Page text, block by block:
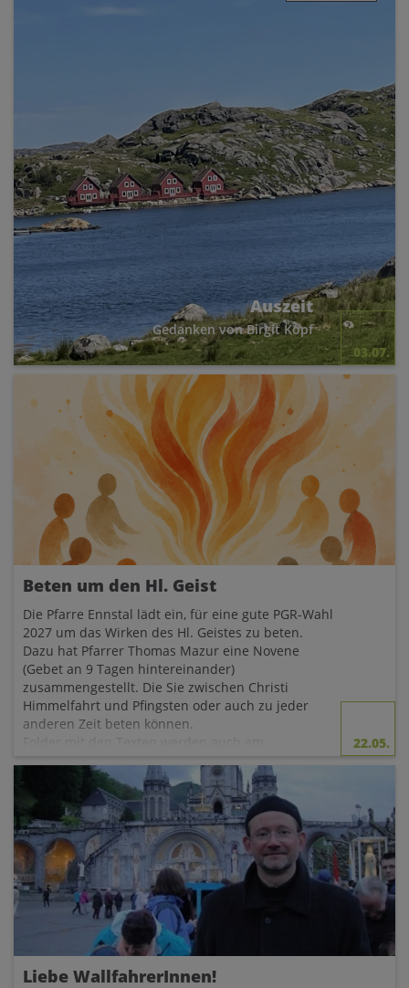
Auszeit
Gedanken von Birgit Kopf
03.07.
Beten um den Hl. Geist
Die Pfarre Ennstal lädt ein, für eine gute PGR-Wahl
2027 um das Wirken des Hl. Geistes zu beten.
Dazu hat Pfarrer Thomas Mazur eine Novene
(Gebet an 9 Tagen hintereinander)
zusammengestellt. Die Sie zwischen Christi
Himmelfahrt und Pfingsten oder auch zu jeder
anderen Zeit beten können.
finden Sie ein pdf mit dem Texten.
22.05.
Liebe WallfahrerInnen!